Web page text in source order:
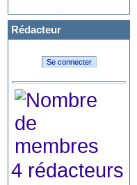
Rédacteur
4 rédacteurs